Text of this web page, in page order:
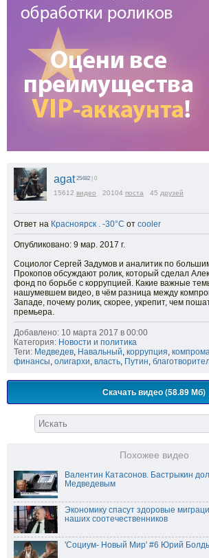
agat 25482 | 0
15612 видео 20104 поста 45 друзей
Ответ на Красноярск . -30°С от cooler
Опубликовано: 9 мар. 2017 г.
Социолог Сергей Задумов и аналитик по
Прокопов обсуждают ролик, который сделал
фонд по борьбе с коррупцией. Какие важные
нашумевшем видео, в чём разница между
Западе, почему ролик, скорее, укрепит, чем
премьера.
Добавлено: 10 марта 2017 в 00:00
Категория: Новости и политика
Теги: Медведев, Навальный, коррупция,
финансы, олигархи, власть, Путин,
Скачать видео (58.89 Мб)
Похожее видео
Валентин Катасонов. Бастрыкин
Медведевым
Экономику спасут здоровые
наших соотечественников
'Социум- Новый Мир' #6 Юрий